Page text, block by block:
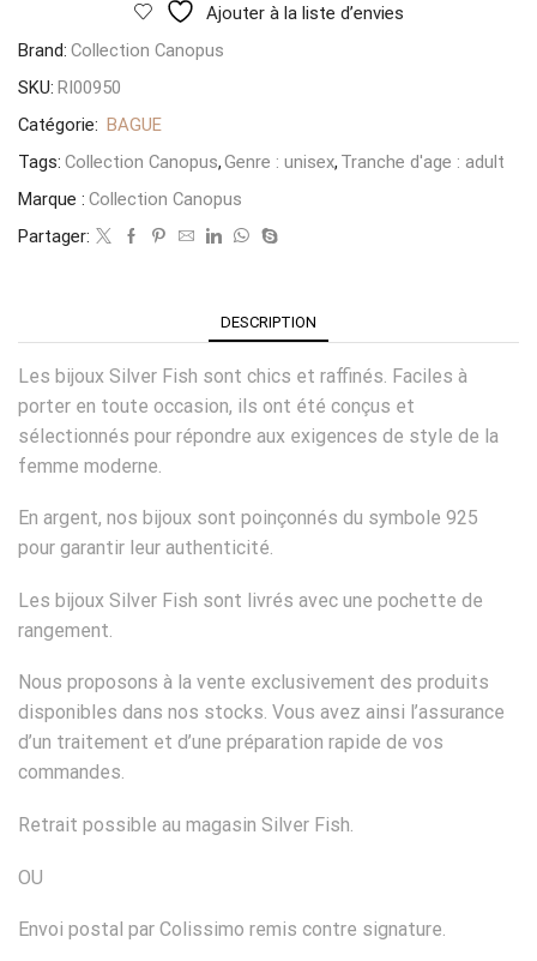
Ajouter à la liste d’envies
Brand: Collection Canopus
SKU: RI00950
Catégorie: BAGUE
Tags: Collection Canopus,Genre : unisex, Tranche d'age : adult
Marque : Collection Canopus
Partager:
DESCRIPTION
Les bijoux Silver Fish sont chics et raffinés. Faciles à
porter en toute occasion, ils ont été conçus et
sélectionnés pour répondre aux exigences de style de la
femme moderne.
En argent, nos bijoux sont poinçonnés du symbole 925
pour garantir leur authenticité.
Les bijoux Silver Fish sont livrés avec une pochette de
rangement.
Nous proposons à la vente exclusivement des produits
disponibles dans nos stocks. Vous avez ainsi l’assurance
d’un traitement et d’une préparation rapide de vos
commandes.
Retrait possible au magasin Silver Fish.
OU
Envoi postal par Colissimo remis contre signature.